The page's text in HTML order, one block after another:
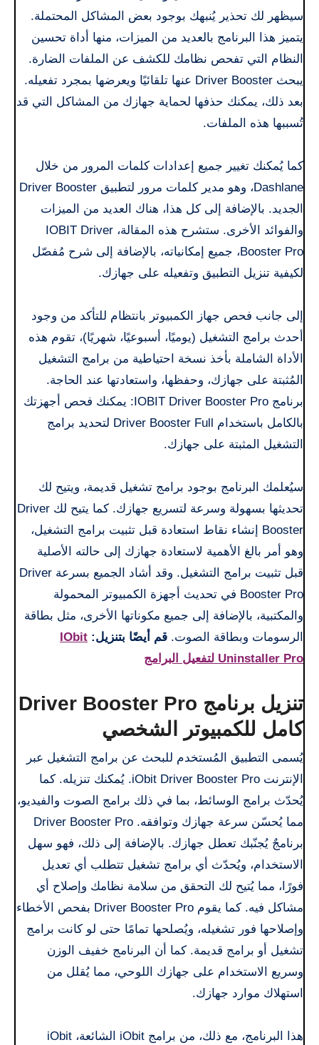
سيظهر لك تحذير يُنبهك بوجود بعض المشاكل المحتملة.
يتميز هذا البرنامج بالعديد من الميزات، منها أداة تحسين
النظام التي تفحص نظامك للكشف عن الملفات الضارة.
يبحث Driver Booster عنها تلقائيًا ويعرضها بمجرد تفعيله.
بعد ذلك، يمكنك حذفها لحماية جهازك من المشاكل التي قد
تُسببها هذه الملفات.
كما يُمكنك تغيير جميع إعدادات كلمات المرور من خلال
Dashlane، وهو مدير كلمات مرور لتطبيق Driver Booster
الجديد. بالإضافة إلى كل هذا، هناك العديد من الميزات
والفوائد الأخرى. ستشرح هذه المقالة، IOBIT Driver
Booster Pro، جميع إمكانياته، بالإضافة إلى شرح مُفصّل
لكيفية تنزيل التطبيق وتفعيله على جهازك.
إلى جانب فحص جهاز الكمبيوتر بانتظام للتأكد من وجود
أحدث برامج التشغيل (يوميًا، أسبوعيًا، شهريًا)، تقوم هذه
الأداة الشاملة بأخذ نسخة احتياطية من برامج التشغيل
المُثبتة على جهازك، وحفظها، واستعادتها عند الحاجة.
برنامج IOBIT Driver Booster Pro: يمكنك فحص أجهزتك
بالكامل باستخدام Driver Booster Full لتحديد برامج
التشغيل المثبتة على جهازك.
سيُعلمك البرنامج بوجود برامج تشغيل قديمة، ويتيح لك
تحديثها بسهولة وسرعة لتسريع جهازك. كما يتيح لك Driver
Booster إنشاء نقاط استعادة قبل تثبيت برامج التشغيل،
وهو أمر بالغ الأهمية لاستعادة جهازك إلى حالته الأصلية
قبل تثبيت برامج التشغيل. وقد أشاد الجميع بسرعة Driver
Booster Pro في تحديث أجهزة الكمبيوتر المحمولة
والمكتبية، بالإضافة إلى جميع مكوناتها الأخرى، مثل بطاقة
الرسومات وبطاقة الصوت. قم أيضًا بتنزيل: IObit
Uninstaller Pro لتفعيل البرامج
تنزيل برنامج Driver Booster Pro
كامل للكمبيوتر الشخصي
يُسمى التطبيق المُستخدم للبحث عن برامج التشغيل عبر
الإنترنت iObit Driver Booster Pro. يُمكنك تنزيله. كما
يُحدّث برامج الوسائط، بما في ذلك برامج الصوت والفيديو،
مما يُحسّن سرعة جهازك وتوافقه. Driver Booster Pro
برنامجٌ يُجنّبك تعطل جهازك. بالإضافة إلى ذلك، فهو سهل
الاستخدام، ويُحدّث أي برامج تشغيل تتطلب أي تعديل
فورًا، مما يُتيح لك التحقق من سلامة نظامك وإصلاح أي
مشاكل فيه. كما يقوم Driver Booster Pro بفحص الأخطاء
وإصلاحها فور تشغيله، ويُصلحها تمامًا حتى لو كانت برامج
تشغيل أو برامج قديمة. كما أن البرنامج خفيف الوزن
وسريع الاستخدام على جهازك اللوحي، مما يُقلل من
استهلاك موارد جهازك.
هذا البرنامج، مع ذلك، من برامج iObit الشائعة، iObit